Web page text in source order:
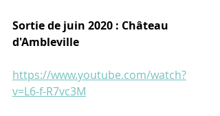
Sortie de juin 2020 : Château
d'Ambleville
https://www.youtube.com/watch?
v=L6-f-R7vc3M